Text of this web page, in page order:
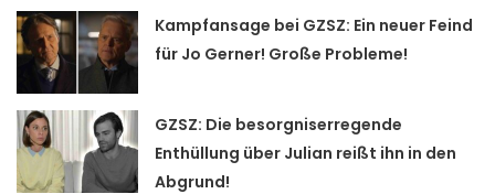
Kampfansage bei GZSZ: Ein neuer Feind
für Jo Gerner! Große Probleme!
GZSZ: Die besorgniserregende
Enthüllung über Julian reißt ihn in den
Abgrund!